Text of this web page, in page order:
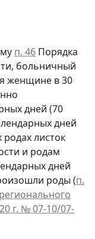
п. 46 Порядка
больничный
женщине в 30
дней (70
дней
листок
и родам
дней
роды (п.
г. № 07-10/07-